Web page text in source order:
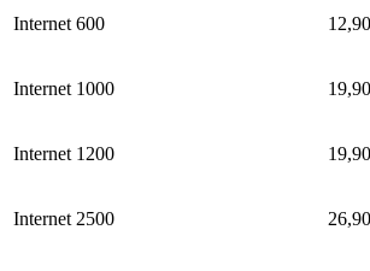
Internet 600
Internet 1000
Internet 1200
Internet 2500